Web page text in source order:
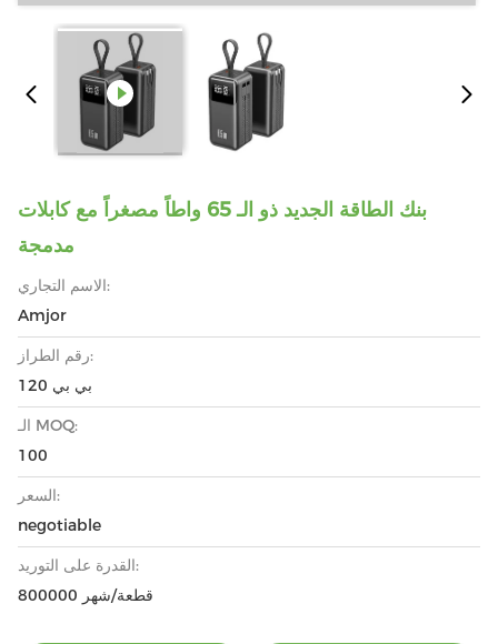
بنك الطاقة الجديد ذو الـ 65 واطاً مصغراً مع كابلات
مدمجة
الاسم التجاري:
Amjor
رقم الطراز:
بي بي 120
الـ MOQ:
100
السعر:
negotiable
القدرة على التوريد:
800000 قطعة/شهر